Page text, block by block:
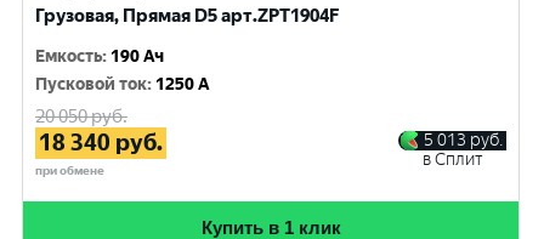
Грузовая, Прямая D5 арт.ZPT1904F
Емкость: 190 Ач
Пусковой ток: 1250 A
20 050руб.
18 340 руб.
при обмене
5 013 руб.
в Сплит
Купить в 1 клик